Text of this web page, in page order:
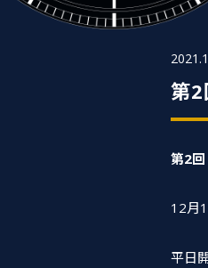
第
第2
12月
平日